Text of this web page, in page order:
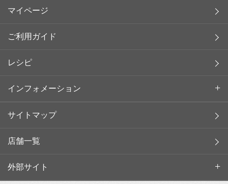
マイページ
ご利用ガイド
レシピ
インフォメーション
サイトマップ
店舗一覧
外部サイト